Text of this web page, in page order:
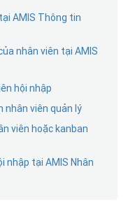
AMIS Thông tin
nhân viên tại AMIS
hội nhập
nhân viên quản lý
viên hoặc kanban
nhập tại AMIS Nhân